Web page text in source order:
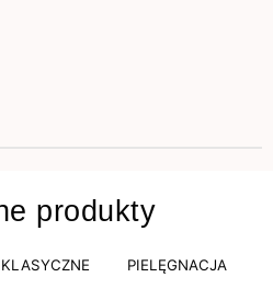
produkty
PIELĘGNACJA